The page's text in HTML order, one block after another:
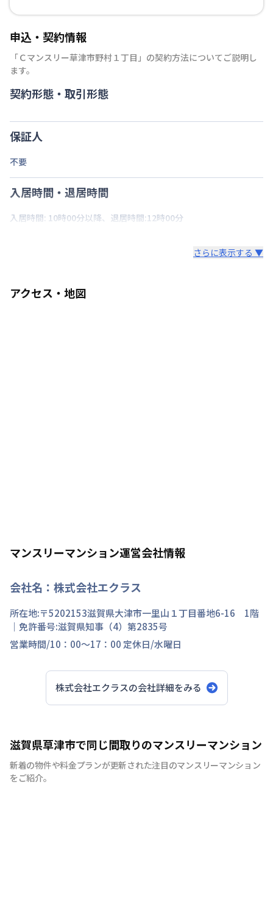
申込・契約情報
「Ｃマンスリー草津市野村１丁目 」の契約方法についてご説明し
ます。
契約形態・取引形態
保証人
不要
入居時間・退居時間
入居時間: 10時00分以降、退居時間:12時00分
さらに表示する ▼
アクセス・地図
マンスリーマンション運営会社情報
会社名： 株式会社エクラス
所在地:〒5202153滋賀県大津市一里山 １丁目番地6-16 1階
｜免許番号:滋賀県知事（4）第2835号
営業時間/10：00～17：00 定休日/水曜日
株式会社エクラスの会社詳細をみる
滋賀県草津市で同じ間取りのマンスリーマンション
新着の物件や料金プランが更新された注目のマンスリーマンション
をご紹介。